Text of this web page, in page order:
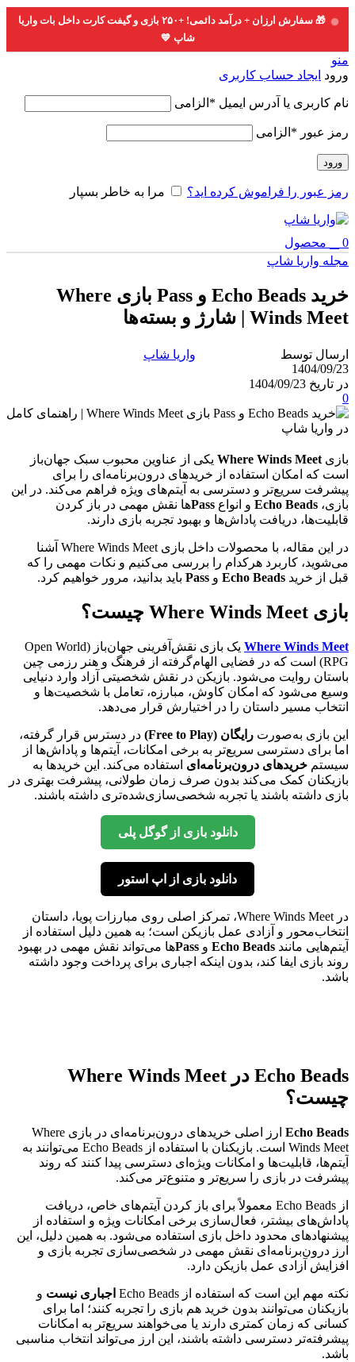
Skip
to
main
content
🎁 سفارش ارزان + درآمد دائمی! +۲۵۰ بازی و گیفت کارت داخل بات واریا
شاپ 💙
منو
ورود ایجاد حساب کاربری
نام کاربری یا آدرس ایمیل * الزامی
رمز عبور * الزامی
ورود
رمز عبور را فراموش کرده اید؟ مرا به خاطر بسپار
0
محصول
مجله واریا شاپ
خرید Echo Beads و Pass بازی Where
Winds Meet | شارژ و بسته‌ها
ارسال توسط
واریا شاپ
1404/09/23
در تاریخ 1404/09/23
0
بازی Where Winds Meet یکی از عناوین محبوب سبک جهان‌باز
است که امکان استفاده از خریدهای درون‌برنامه‌ای را برای
پیشرفت سریع‌تر و دسترسی به آیتم‌های ویژه فراهم می‌کند. در این
بازی، Echo Beads و انواع Pass‌ها نقش مهمی در باز کردن
قابلیت‌ها، دریافت پاداش‌ها و بهبود تجربه بازی دارند.
در این مقاله، با محصولات داخل بازی Where Winds Meet آشنا
می‌شوید، کاربرد هرکدام را بررسی می‌کنیم و نکات مهمی را که
قبل از خرید Echo Beads و Pass باید بدانید، مرور خواهیم کرد.
بازی Where Winds Meet چیست؟
Where Winds Meet
یک بازی نقش‌آفرینی جهان‌باز (Open World
RPG) است که در فضایی الهام‌گرفته از فرهنگ و هنر رزمی چین
باستان روایت می‌شود. بازیکن در نقش شخصیتی آزاد وارد دنیایی
وسیع می‌شود که امکان کاوش، مبارزه، تعامل با شخصیت‌ها و
انتخاب مسیر داستان را در اختیارش قرار می‌دهد.
این بازی به‌صورت رایگان (Free to Play)
در دسترس قرار گرفته،
اما برای دسترسی سریع‌تر به برخی امکانات، آیتم‌ها و پاداش‌ها از
سیستم خریدهای درون‌برنامه‌ای استفاده می‌کند. این خریدها به
بازیکنان کمک می‌کند بدون صرف زمان طولانی، پیشرفت بهتری در
بازی داشته باشند یا تجربه شخصی‌سازی‌شده‌تری داشته باشند.
دانلود بازی از گوگل پلی
دانلود بازی از اپ استور
در Where Winds Meet، تمرکز اصلی روی مبارزات پویا، داستان
انتخاب‌محور و آزادی عمل بازیکن است؛ به همین دلیل استفاده از
آیتم‌هایی مانند Echo Beads و Pass‌ها می‌تواند نقش مهمی در بهبود
روند بازی ایفا کند، بدون اینکه اجباری برای پرداخت وجود داشته
باشد.
Echo Beads در Where Winds Meet
چیست؟
Echo Beads
ارز اصلی خریدهای درون‌برنامه‌ای در بازی Where
Winds Meet است. بازیکنان با استفاده از Echo Beads می‌توانند به
آیتم‌ها، قابلیت‌ها و امکانات ویژه‌ای دسترسی پیدا کنند که روند
پیشرفت در بازی را سریع‌تر و متنوع‌تر می‌کند.
از Echo Beads معمولاً برای باز کردن آیتم‌های خاص، دریافت
پاداش‌های بیشتر، فعال‌سازی برخی امکانات ویژه و استفاده از
پیشنهادهای محدود داخل بازی استفاده می‌شود. به همین دلیل، این
ارز درون‌برنامه‌ای نقش مهمی در شخصی‌سازی تجربه بازی و
افزایش آزادی عمل بازیکن دارد.
نکته مهم این است که استفاده از Echo Beads اجباری نیست و
بازیکنان می‌توانند بدون خرید هم بازی را تجربه کنند؛ اما برای
کسانی که زمان کمتری دارند یا می‌خواهند سریع‌تر به امکانات
پیشرفته‌تر دسترسی داشته باشند، این ارز می‌تواند انتخاب مناسبی
باشد.